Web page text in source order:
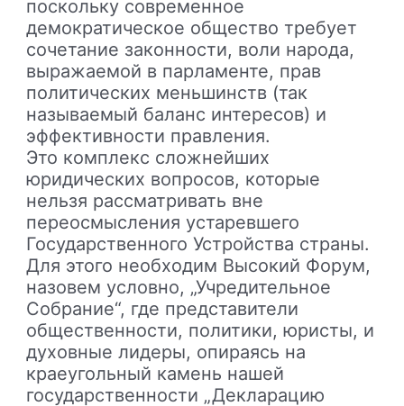
поскольку современное
демократическое общество требует
сочетание законности, воли народа,
выражаемой в парламенте, прав
политических меньшинств (так
называемый баланс интересов) и
эффективности правления.
Это комплекс сложнейших
юридических вопросов, которые
нельзя рассматривать вне
переосмысления устаревшего
Государственного Устройства страны.
Для этого необходим Высокий Форум,
назовем условно, „Учредительное
Собрание“, где представители
общественности, политики, юристы, и
духовные лидеры, опираясь на
краеугольный камень нашей
государственности „Декларацию